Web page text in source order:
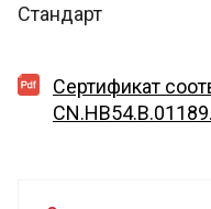
Стандарт
Сертификат